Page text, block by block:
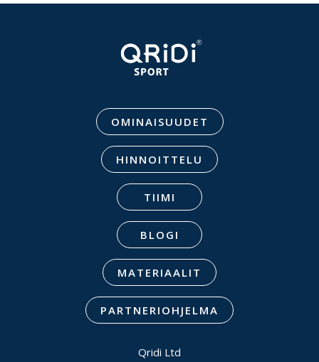
OMINAISUUDET
HINNOITTELU
TIIMI
BLOGI
MATERIAALIT
PARTNERIOHJELMA
Qridi Ltd